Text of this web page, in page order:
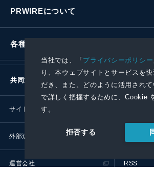
当社では、「プライバシーポリシー
り、本ウェブサイトとサービスを
だき、また、どのように活用され
で詳しく把握するために、Cookie
す。
拒否する
PRWIREについて
各種お問い合わせ
共同通信社グループ
サイトポリシー
外部送信ポリシー プレスリ
運営会社 RSS